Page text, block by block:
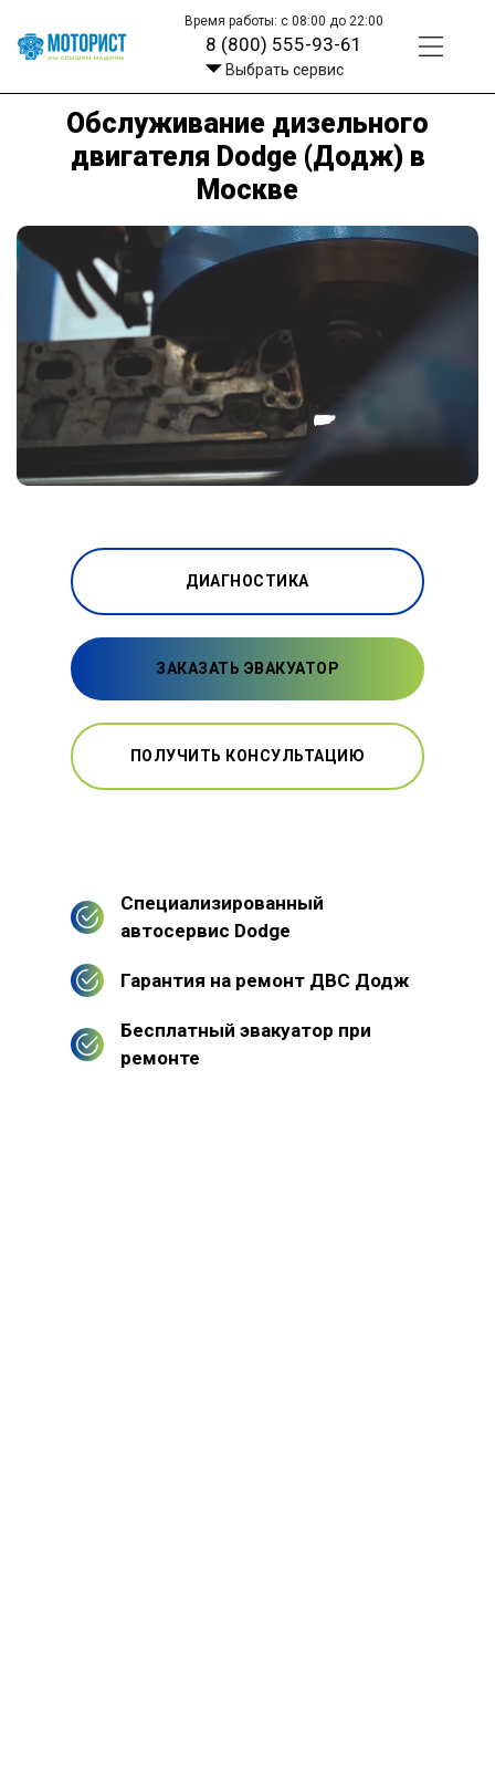
Время работы: с 08:00 до 22:00
8 (800) 555-93-61
Выбрать сервис
Обслуживание дизельного
двигателя Dodge (Додж) в
Москве
ДИАГНОСТИКА
ЗАКАЗАТЬ ЭВАКУАТОР
ПОЛУЧИТЬ КОНСУЛЬТАЦИЮ
Специализированный
автосервис Dodge
Гарантия на ремонт ДВС Додж
Бесплатный эвакуатор при
ремонте